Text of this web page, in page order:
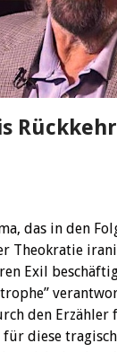
das in den
Theokratie
Exil
den Erzähler
für diese